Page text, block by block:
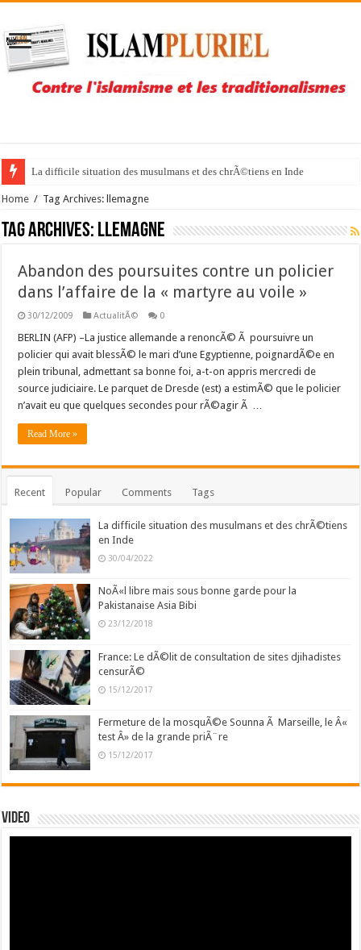
La difficile situation des musulmans et des chrÃ©tiens en Inde
Home / Tag Archives: llemagne
Tag Archives: llemagne
Abandon des poursuites contre un policier
dans l’affaire de la « martyre au voile »
30/12/2009 ActualitÃ© 0
BERLIN (AFP) –La justice allemande a renoncÃ© Ã poursuivre un
policier qui avait blessÃ© le mari d’une Egyptienne, poignardÃ©e en
plein tribunal, admettant sa bonne foi, a-t-on appris mercredi de
source judiciaire. Le parquet de Dresde (est) a estimÃ© que le policier
n’avait eu que quelques secondes pour rÃ©agir Ã …
Read More »
Recent Popular Comments Tags
La difficile situation des musulmans et des chrÃ©tiens
en Inde
30/04/2022
NoÃ«l libre mais sous bonne garde pour la
Pakistanaise Asia Bibi
23/12/2018
France: Le dÃ©lit de consultation de sites djihadistes
censurÃ©
15/12/2017
Fermeture de la mosquÃ©e Sounna Ã Marseille, le Â«
test Â» de la grande priÃ¨re
15/12/2017
Video